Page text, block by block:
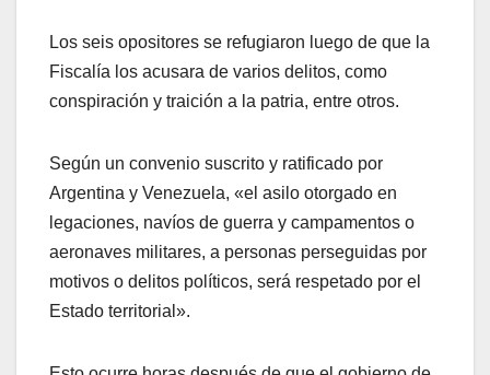
Los seis opositores se refugiaron luego de que la
Fiscalía los acusara de varios delitos, como
conspiración y traición a la patria, entre otros.
Según un convenio suscrito y ratificado por
Argentina y Venezuela, «el asilo otorgado en
legaciones, navíos de guerra y campamentos o
aeronaves militares, a personas perseguidas por
motivos o delitos políticos, será respetado por el
Estado territorial».